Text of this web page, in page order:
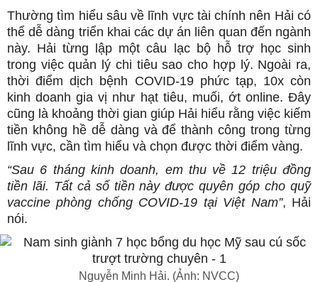
Thường tìm hiểu sâu về lĩnh vực tài chính nên Hải có
thể dễ dàng triển khai các dự án liên quan đến ngành
này. Hải từng lập một câu lạc bộ hỗ trợ học sinh
trong việc quản lý chi tiêu sao cho hợp lý. Ngoài ra,
thời điểm dịch bệnh COVID-19 phức tạp, 10x còn
kinh doanh gia vị như hạt tiêu, muối, ớt online. Đây
cũng là khoảng thời gian giúp Hải hiểu rằng việc kiếm
tiền không hề dễ dàng và để thành công trong từng
lĩnh vực, cần tìm hiểu và chọn được thời điểm vàng.
“Sau 6 tháng kinh doanh, em thu về 12 triệu đồng
tiền lãi. Tất cả số tiền này được quyên góp cho quỹ
vaccine phòng chống COVID-19 tại Việt Nam”, Hải
nói.
Nguyễn Minh Hải. (Ảnh: NVCC)